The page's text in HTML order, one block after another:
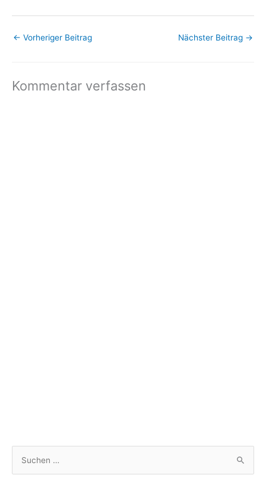
schwabische alp, moving
passing through on the
← Vorheriger Beitrag Nächster Beitrag →
Kommentar verfassen